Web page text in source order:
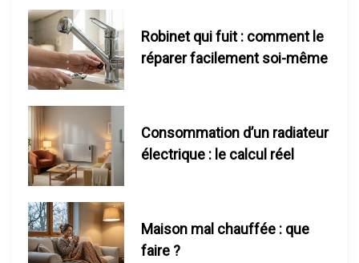
b
i
c
t
Robinet qui fuit : comment le
réparer facilement soi-même
Consommation d’un radiateur
électrique : le calcul réel
Maison mal chauffée : que
faire ?